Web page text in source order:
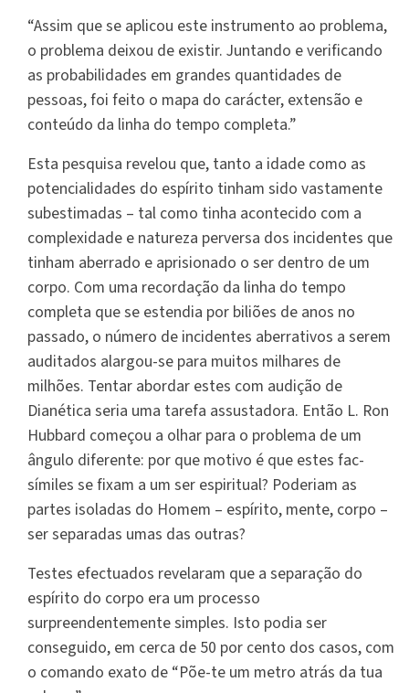
“Assim que se aplicou este instrumento ao problema,
o problema deixou de existir. Juntando e verificando
as probabilidades em grandes quantidades de
pessoas, foi feito o mapa do carácter, extensão e
conteúdo da linha do tempo completa.”
Esta pesquisa revelou que, tanto a idade como as
potencialidades do espírito tinham sido vastamente
subestimadas – tal como tinha acontecido com a
complexidade e natureza perversa dos incidentes que
tinham aberrado e aprisionado o ser dentro de um
corpo. Com uma recordação da linha do tempo
completa que se estendia por biliões de anos no
passado, o número de incidentes aberrativos a serem
auditados alargou-se para muitos milhares de
milhões. Tentar abordar estes com audição de
Dianética seria uma tarefa assustadora. Então L. Ron
Hubbard começou a olhar para o problema de um
ângulo diferente: por que motivo é que estes fac-
símiles se fixam a um ser espiritual? Poderiam as
partes isoladas do Homem – espírito, mente, corpo –
ser separadas umas das outras?
Testes efectuados revelaram que a separação do
espírito do corpo era um processo
surpreendentemente simples. Isto podia ser
conseguido, em cerca de 50 por cento dos casos, com
o comando exato de “Põe-te um metro atrás da tua